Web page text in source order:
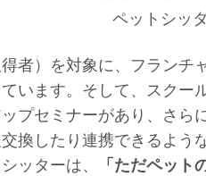
ペットシッ
者）を対象に、フランチ
います。そして、スク
プセミナーがあり、さら
換したり連携できるよ
ッターは、
「ただペット